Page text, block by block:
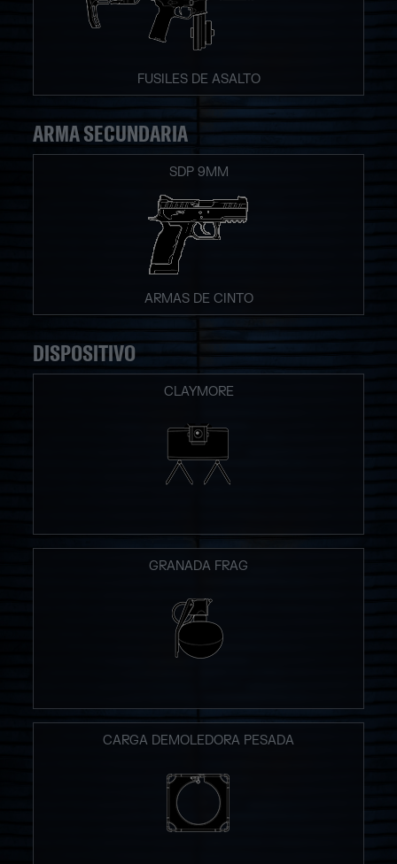
FUSILES DE ASALTO
ARMA SECUNDARIA
SDP 9MM
ARMAS DE CINTO
DISPOSITIVO
CLAYMORE
GRANADA FRAG
CARGA DEMOLEDORA PESADA